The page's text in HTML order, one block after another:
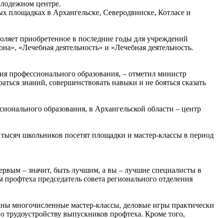
центре.
площадках в Архангельске, Северодвинске, Котласе и
приобретенное в последние годы для учреждений
«Лечебная деятельность» и «Лечебная деятельность.
профессионального образования, – отметил министр
знаний, совершенствовать навыки и не бояться сказать
образования, в Архангельской области – центр
школьников посетят площадки и мастер-классы в период
– значит, быть лучшим, а вы – лучшие специалисты в
председатель совета регионального отделения
многочисленные мастер-классы, деловые игры практически
трудоустройству выпускников профтеха. Кроме того,